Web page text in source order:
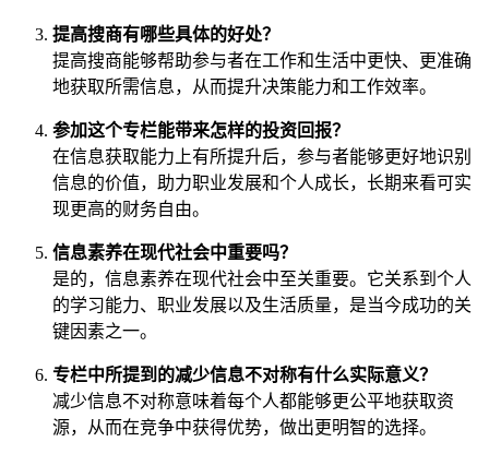
提高搜商有哪些具体的好处？
提高搜商能够帮助参与者在工作和生活中更快、更准确
地获取所需信息，从而提升决策能力和工作效率。
参加这个专栏能带来怎样的投资回报？
在信息获取能力上有所提升后，参与者能够更好地识别
信息的价值，助力职业发展和个人成长，长期来看可实
现更高的财务自由。
信息素养在现代社会中重要吗？
是的，信息素养在现代社会中至关重要。它关系到个人
的学习能力、职业发展以及生活质量，是当今成功的关
键因素之一。
专栏中所提到的减少信息不对称有什么实际意义？
减少信息不对称意味着每个人都能够更公平地获取资
源，从而在竞争中获得优势，做出更明智的选择。